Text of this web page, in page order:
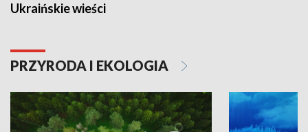
Ukraińskie wieści
PRZYRODA I EKOLOGIA